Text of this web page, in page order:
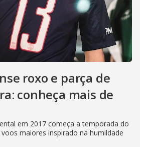
roxo e parça de
conheça mais de
em 2017 começa a temporada do
maiores inspirado na humildade